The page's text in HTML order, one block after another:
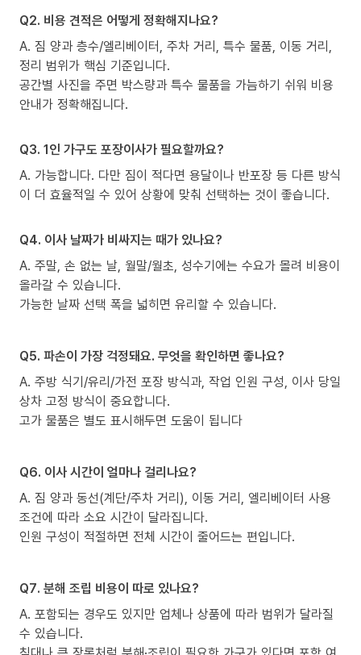
Q2. 비용 견적은 어떻게 정확해지나요?
A. 짐 양과 층수/엘리베이터, 주차 거리, 특수 물품, 이동 거리,
정리 범위가 핵심 기준입니다.
공간별 사진을 주면 박스량과 특수 물품을 가늠하기 쉬워 비용
안내가 정확해집니다.
Q3. 1인 가구도 포장이사가 필요할까요?
A. 가능합니다. 다만 짐이 적다면 용달이나 반포장 등 다른 방식
이 더 효율적일 수 있어 상황에 맞춰 선택하는 것이 좋습니다.
Q4. 이사 날짜가 비싸지는 때가 있나요?
A. 주말, 손 없는 날, 월말/월초, 성수기에는 수요가 몰려 비용이
올라갈 수 있습니다.
가능한 날짜 선택 폭을 넓히면 유리할 수 있습니다.
Q5. 파손이 가장 걱정돼요. 무엇을 확인하면 좋나요?
A. 주방 식기/유리/가전 포장 방식과, 작업 인원 구성, 이사 당일
상차 고정 방식이 중요합니다.
고가 물품은 별도 표시해두면 도움이 됩니다
Q6. 이사 시간이 얼마나 걸리나요?
A. 짐 양과 동선(계단/주차 거리), 이동 거리, 엘리베이터 사용
조건에 따라 소요 시간이 달라집니다.
인원 구성이 적절하면 전체 시간이 줄어드는 편입니다.
Q7. 분해 조립 비용이 따로 있나요?
A. 포함되는 경우도 있지만 업체나 상품에 따라 범위가 달라질
수 있습니다.